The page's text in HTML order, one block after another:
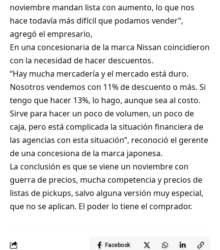
noviembre mandan lista con aumento, lo que nos
hace todavía más difícil que podamos vender”,
agregó el empresario,
En una concesionaria de la marca Nissan coincidieron
con la necesidad de hacer descuentos.
“Hay mucha mercadería y el mercado está duro.
Nosotros vendemos con 11% de descuento o más. Si
tengo que hacer 13%, lo hago, aunque sea al costo.
Sirve para hacer un poco de volumen, un poco de
caja, pero está complicada la situación financiera de
las agencias con esta situación”, reconoció el gerente
de una concesiona de la marca japonesa.
La conclusión es que se viene un noviembre con
guerra de precios, mucha competencia y precios de
listas de pickups, salvo alguna versión muy especial,
que no se aplican. El poder lo tiene el comprador.
Facebook